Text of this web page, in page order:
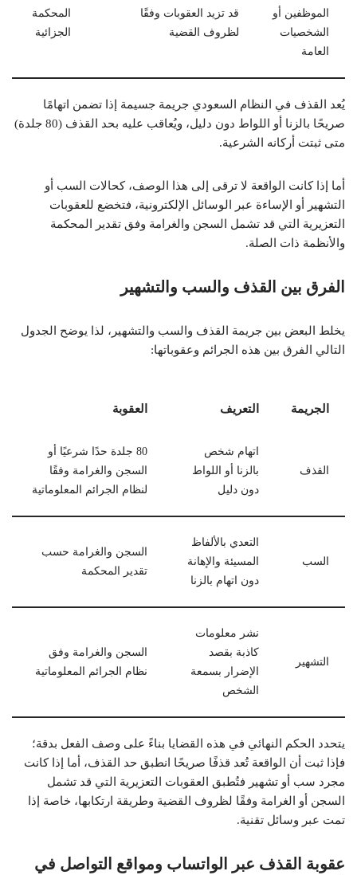
الموظفين أو
الشخصيات
العامة
قد تزيد العقوبات وفقًا
لظروف القضية
المحكمة
الجزائية
يُعد القذف في النظام السعودي جريمة جسيمة إذا تضمن اتهامًا
صريحًا بالزنا أو اللواط دون دليل، ويُعاقب عليه بحد القذف (80 جلدة)
متى ثبتت أركانه الشرعية.
أما إذا كانت الواقعة لا ترقى إلى هذا الوصف، كحالات السب أو
التشهير أو الإساءة عبر الوسائل الإلكترونية، فتخضع للعقوبات
التعزيرية التي قد تشمل السجن والغرامة وفق تقدير المحكمة
والأنظمة ذات الصلة.
الفرق بين القذف والسب والتشهير
يخلط البعض بين جريمة القذف والسب والتشهير، لذا يوضح الجدول
التالي الفرق بين هذه الجرائم وعقوباتها:
الجريمة التعريف العقوبة
القذف
اتهام شخص
بالزنا أو اللواط
دون دليل
80 جلدة حدًا شرعيًا أو
السجن والغرامة وفقًا
لنظام الجرائم المعلوماتية
السب
التعدي بالألفاظ
المسيئة والإهانة
دون اتهام بالزنا
السجن والغرامة حسب
تقدير المحكمة
التشهير
نشر معلومات
كاذبة بقصد
الإضرار بسمعة
الشخص
السجن والغرامة وفق
نظام الجرائم المعلوماتية
يتحدد الحكم النهائي في هذه القضايا بناءً على وصف الفعل بدقة؛
فإذا ثبت أن الواقعة تُعد قذفًا صريحًا انطبق حد القذف، أما إذا كانت
مجرد سب أو تشهير فتُطبق العقوبات التعزيرية التي قد تشمل
السجن أو الغرامة وفقًا لظروف القضية وطريقة ارتكابها، خاصة إذا
تمت عبر وسائل تقنية.
عقوبة القذف عبر الواتساب ومواقع التواصل في